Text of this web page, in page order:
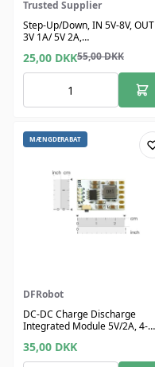
Trusted Supplier
Step-Up/Down, IN 5V-8V, OUT
3V 1A/ 5V 2A,
25,00 DKK55,00DKK
MÆNGDERABAT
DFRobot
DC-DC Charge Discharge
Integrated Module 5V/2A, 4-
Controlled
35,00 DKK